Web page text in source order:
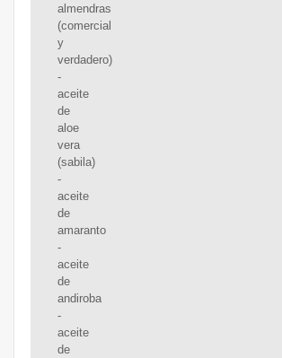
almendras
(comercial
y
verdadero)
-
aceite
de
aloe
vera
(sabila)
-
aceite
de
amaranto
-
aceite
de
andiroba
-
aceite
de